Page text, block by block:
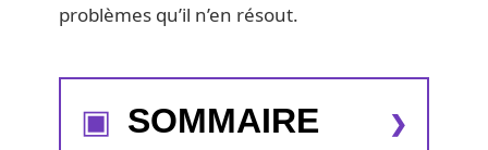
problèmes qu’il n’en résout.
SOMMAIRE